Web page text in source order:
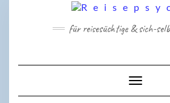
für reisesüchtige & sich-
Toggle